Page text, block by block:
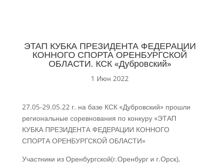
ЭТАП КУБКА ПРЕЗИДЕНТА ФЕДЕРАЦИИ
КОННОГО СПОРТА ОРЕНБУРГСКОЙ
ОБЛАСТИ. КСК «Дубровский»
1 Июн 2022
27.05-29.05.22 г. на базе КСК «Дубровский» прошли
региональные соревнования по конкуру «ЭТАП
КУБКА ПРЕЗИДЕНТА ФЕДЕРАЦИИ КОННОГО
СПОРТА ОРЕНБУРГСКОЙ ОБЛАСТИ»
Участники из Оренбургской(г.Оренбург и г.Орск),